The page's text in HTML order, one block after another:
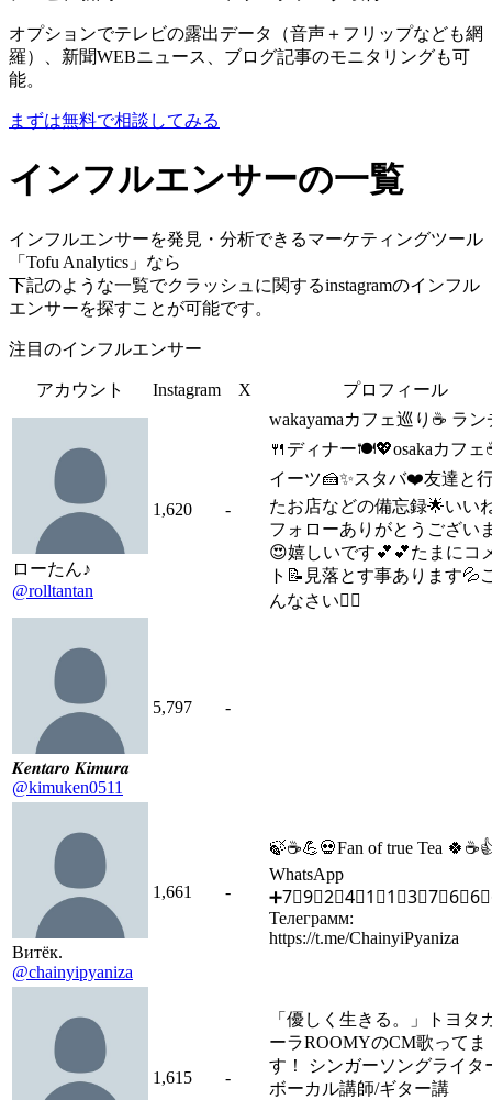
オプションでテレビの露出データ（音声＋フリップなども網
羅）、新聞WEBニュース、ブログ記事のモニタリングも可
能。
まずは無料で相談してみる
インフルエンサーの一覧
インフルエンサーを発見・分析できるマーケティングツール
「Tofu Analytics」なら
下記のような一覧でクラッシュに関するinstagramのインフル
エンサーを探すことが可能です。
注目のインフルエンサー
アカウント Instagram X プロフィール
ローたん♪
@rolltantan
1,620 -
wakayamaカフェ巡り☕️ ラン
🍴ディナー🍽💖osakaカフェ
イーツ🍰✨スタバ❤️友達と
たお店などの備忘録🌟いい
フォローありがとうござい
😍嬉しいです💕💕たまにコ
ト📝見落とす事あります💦
んなさい🙇‍♀️
𝑲𝒆𝒏𝒕𝒂𝒓𝒐 𝑲𝒊𝒎𝒖𝒓𝒂
@kimuken0511
5,797 -
Витёк.
@chainyipyaniza
1,661 -
🍃☕💪💀Fan of true Tea
WhatsApp
Телеграмм:
https://t.me/ChainyiPyaniza
1,615 -
「優しく生きる。」トヨタ
ーラROOMYのCM歌ってま
す！ シンガーソングライタ
ボーカル講師/ギター講